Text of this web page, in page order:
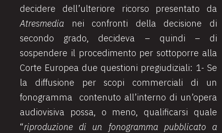
decidere dell’ulteriore ricorso presentato da
Atresmedia nei confronti della decisione di
secondo grado, decideva – quindi – di
sospendere il procedimento per sottoporre alla
Corte Europea due questioni pregiudiziali: 1- Se
la diffusione per scopi commerciali di un
fonogramma contenuto all’interno di un’opera
audiovisiva possa, o meno, qualificarsi quale
“riproduzione di un fonogramma pubblicato a